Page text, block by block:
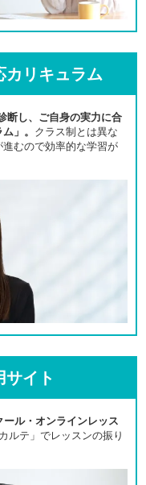
カリキュラム
断し、ご自身の実力に合
」。 クラス制とは異な
むので効率的な学習が
サイト
ル・オンラインレッス
ルテ」でレッスンの振り